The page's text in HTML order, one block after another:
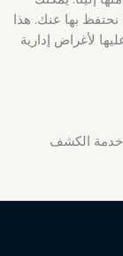
بها عنك. هذا
لأغراض إدارية
خدمة الكشف